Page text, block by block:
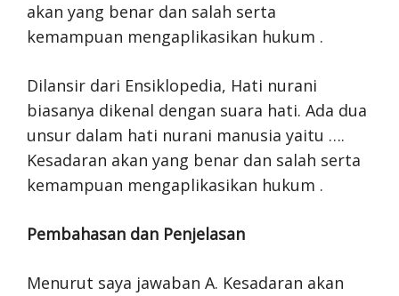
akan yang benar dan salah serta
kemampuan mengaplikasikan hukum .
Dilansir dari Ensiklopedia, Hati nurani
biasanya dikenal dengan suara hati. Ada dua
unsur dalam hati nurani manusia yaitu ….
Kesadaran akan yang benar dan salah serta
kemampuan mengaplikasikan hukum .
Pembahasan dan Penjelasan
Menurut saya jawaban A. Kesadaran akan